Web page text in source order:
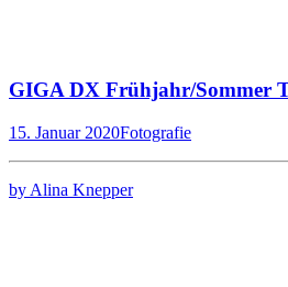
GIGA DX Frühjahr/Sommer
15. Januar 2020Fotografie
by Alina Knepper